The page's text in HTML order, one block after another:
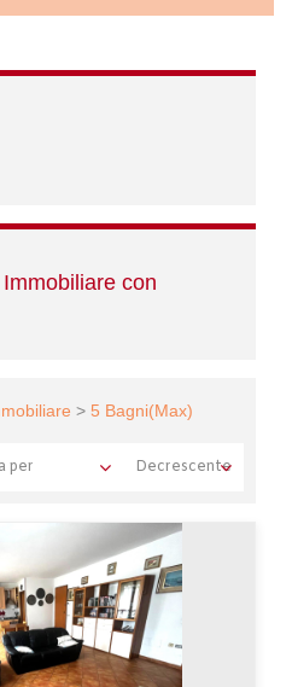
con
> 5 Bagni(Max)